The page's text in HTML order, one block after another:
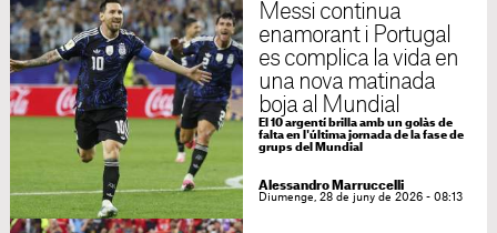
Messi continua
enamorant i Portugal
es complica la vida en
una nova matinada
boja al Mundial
El 10 argentí brilla amb un golàs de
falta en l'última jornada de la fase de
grups del Mundial
Alessandro Marruccelli
Diumenge, 28 de juny de 2026 - 08:13